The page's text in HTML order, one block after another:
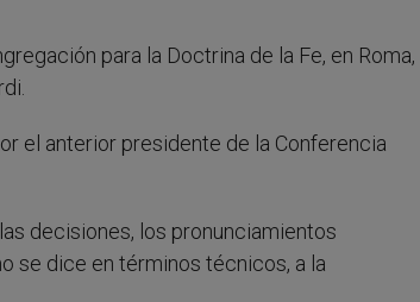
para la Doctrina de la Fe, en Roma,
el anterior presidente de la Conferencia
decisiones, los pronunciamientos
se dice en términos técnicos, a la